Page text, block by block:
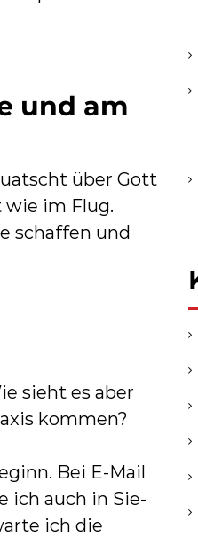
und am
über Gott
im Flug.
schaffen und
sieht es aber
kommen?
Bei E-Mail
ich auch in Sie-
ich die